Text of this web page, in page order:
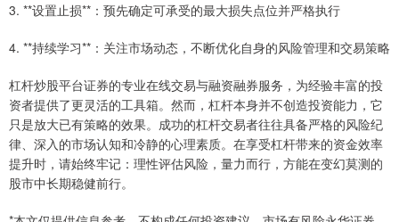
3. **设置止损**：预先确定可承受的最大损失点位并严格执行
4. **持续学习**：关注市场动态，不断优化自身的风险管理和交易策略
杠杆炒股平台证券的专业在线交易与融资融券服务，为经验丰富的投
资者提供了更灵活的工具箱。然而，杠杆本身并不创造投资能力，它
只是放大已有策略的效果。成功的杠杆交易者往往具备严格的风险纪
律、深入的市场认知和冷静的心理素质。在享受杠杆带来的资金效率
提升时，请始终牢记：理性评估风险，量力而行，方能在变幻莫测的
股市中长期稳健前行。